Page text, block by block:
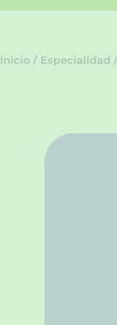
Inicio / Especialidad